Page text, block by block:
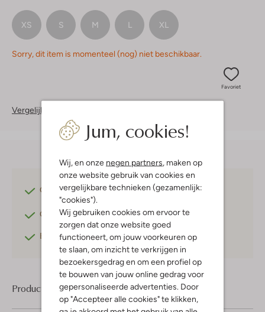
Jum, cookies!
Wij, en onze negen partners , maken op
onze website gebruik van cookies en
vergelijkbare technieken (gezamenlijk:
"cookies").
Wij gebruiken cookies om ervoor te
zorgen dat onze website goed
functioneert, om jouw voorkeuren op
te slaan, om inzicht te verkrijgen in
bezoekersgedrag en om een profiel op
te bouwen van jouw online gedrag voor
gepersonaliseerde advertenties. Door
op "Accepteer alle cookies" te klikken,
XS S M L XL
Sorry, dit item is momenteel (nog) niet beschikbaar.
Favoriet
Vergelijkbare items
Gratis verzendingvanaf €75,-
Gratis retournerenbinnen 30 dagen*
Betaal achterafmet Klarna
Product informatie